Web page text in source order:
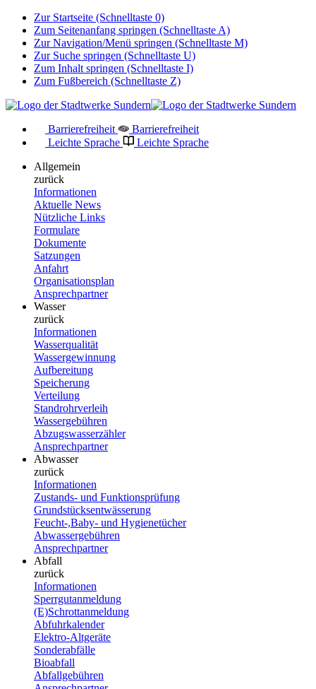
Zur Startseite (Schnelltaste 0)
Zum Seitenanfang springen (Schnelltaste A)
Zur Navigation/Menü springen (Schnelltaste M)
Zur Suche springen (Schnelltaste U)
Zum Inhalt springen (Schnelltaste I)
Zum Fußbereich (Schnelltaste Z)
Barrierefreiheit
Barrierefreiheit
Leichte Sprache
Leichte Sprache
Allgemein
zurück
Informationen
Aktuelle News
Nützliche Links
Formulare
Dokumente
Satzungen
Anfahrt
Organisationsplan
Ansprechpartner
Wasser
zurück
Informationen
Wasserqualität
Wassergewinnung
Aufbereitung
Speicherung
Verteilung
Standrohrverleih
Wassergebühren
Abzugswasserzähler
Ansprechpartner
Abwasser
zurück
Informationen
Zustands- und Funktionsprüfung
Grundstücksentwässerung
Feucht-,Baby- und Hygienetücher
Abwassergebühren
Ansprechpartner
Abfall
zurück
Informationen
Sperrgutanmeldung
(E)Schrottanmeldung
Abfuhrkalender
Elektro-Altgeräte
Sonderabfälle
Bioabfall
Abfallgebühren